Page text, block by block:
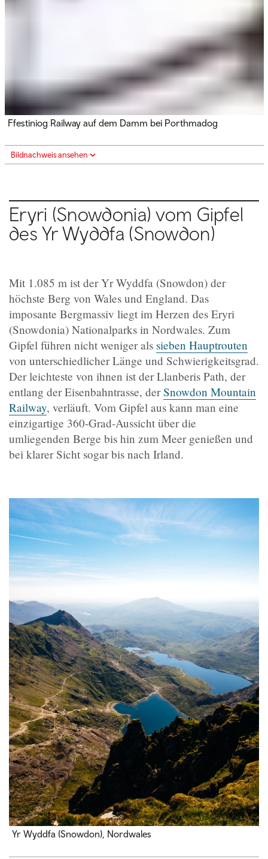
Ffestiniog Railway auf dem Damm bei Porthmadog
Bildnachweis ansehen
Eryri (Snowdonia) vom Gipfel
des Yr Wyddfa (Snowdon)
Mit 1.085 m ist derYr Wyddfa (Snowdon) der
höchste Berg von Wales und England. Das
imposante Bergmassiv liegt im Herzen des Eryri
(Snowdonia) Nationalparks in Nordwales. Zum
Gipfel führen nicht weniger als sieben Hauptrouten
von unterschiedlicher Länge und Schwierigkeitsgrad.
Der leichteste von ihnen ist der Llanberis Path, der
entlang der Eisenbahntrasse, derSnowdon Mountain
Railway, verläuft. Vom Gipfel aus kann man eine
einzigartige 360-Grad-Aussicht über die
umliegenden Berge bis hin zum Meer genießen und
bei klarer Sicht sogar bis nach Irland.
Yr Wyddfa (Snowdon), Nordwales